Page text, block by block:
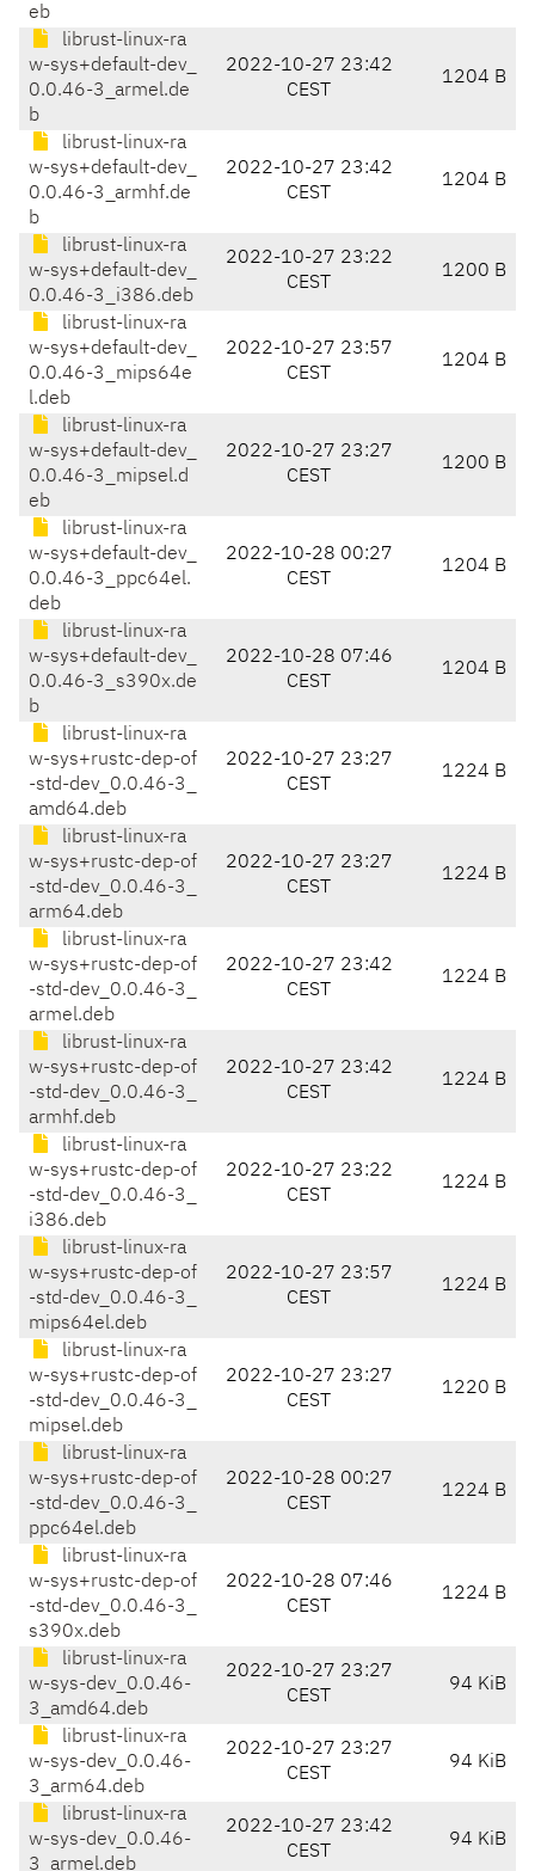
eb
librust-linux-ra
w-sys+default-dev_
0.0.46-3_armel.de
b
2022-10-27 23:42
CEST
1204 B
librust-linux-ra
w-sys+default-dev_
0.0.46-3_armhf.de
b
2022-10-27 23:42
CEST
1204 B
librust-linux-ra
w-sys+default-dev_
0.0.46-3_i386.deb
2022-10-27 23:22
CEST
1200 B
librust-linux-ra
w-sys+default-dev_
0.0.46-3_mips64e
l.deb
2022-10-27 23:57
CEST
1204 B
librust-linux-ra
w-sys+default-dev_
0.0.46-3_mipsel.d
eb
2022-10-27 23:27
CEST
1200 B
librust-linux-ra
w-sys+default-dev_
0.0.46-3_ppc64el.
deb
2022-10-28 00:27
CEST
1204 B
librust-linux-ra
w-sys+default-dev_
0.0.46-3_s390x.de
b
2022-10-28 07:46
CEST
1204 B
librust-linux-ra
w-sys+rustc-dep-of
-std-dev_0.0.46-3_
amd64.deb
2022-10-27 23:27
CEST
1224 B
librust-linux-ra
w-sys+rustc-dep-of
-std-dev_0.0.46-3_
arm64.deb
2022-10-27 23:27
CEST
1224 B
librust-linux-ra
w-sys+rustc-dep-of
-std-dev_0.0.46-3_
armel.deb
2022-10-27 23:42
CEST
1224 B
librust-linux-ra
w-sys+rustc-dep-of
-std-dev_0.0.46-3_
armhf.deb
2022-10-27 23:42
CEST
1224 B
librust-linux-ra
w-sys+rustc-dep-of
-std-dev_0.0.46-3_
i386.deb
2022-10-27 23:22
CEST
1224 B
librust-linux-ra
w-sys+rustc-dep-of
-std-dev_0.0.46-3_
mips64el.deb
2022-10-27 23:57
CEST
1224 B
librust-linux-ra
w-sys+rustc-dep-of
-std-dev_0.0.46-3_
mipsel.deb
2022-10-27 23:27
CEST
1220 B
librust-linux-ra
w-sys+rustc-dep-of
-std-dev_0.0.46-3_
ppc64el.deb
2022-10-28 00:27
CEST
1224 B
librust-linux-ra
w-sys+rustc-dep-of
-std-dev_0.0.46-3_
s390x.deb
2022-10-28 07:46
CEST
1224 B
librust-linux-ra
w-sys-dev_0.0.46-
3_amd64.deb
2022-10-27 23:27
CEST
94 KiB
librust-linux-ra
w-sys-dev_0.0.46-
3_arm64.deb
2022-10-27 23:27
CEST
94 KiB
librust-linux-ra
w-sys-dev_0.0.46-
3_armel.deb
2022-10-27 23:42
CEST
94 KiB